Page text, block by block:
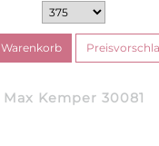
Max Kemper 30081